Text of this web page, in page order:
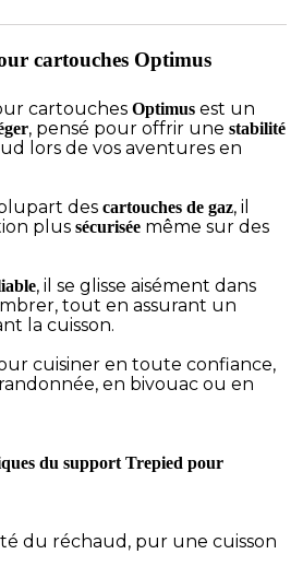
cartouches Optimus
cartouches Optimus est un
, pensé pour offrir une stabilité
lors de vos aventures en
des cartouches de gaz, il
plus sécurisée même sur des
, il se glisse aisément dans
tout en assurant un
la cuisson.
cuisiner en toute confiance,
en bivouac ou en
du support Trepied pour
du réchaud, pur une cuisson